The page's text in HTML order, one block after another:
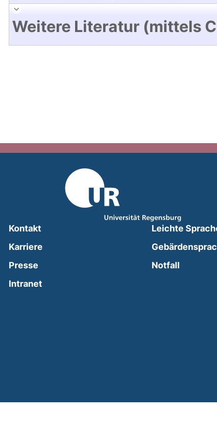
Weitere Literatur (mittels
Kontakt
Karriere
Presse
Intranet(external link, opens in a new window)
Leichte
Notfall